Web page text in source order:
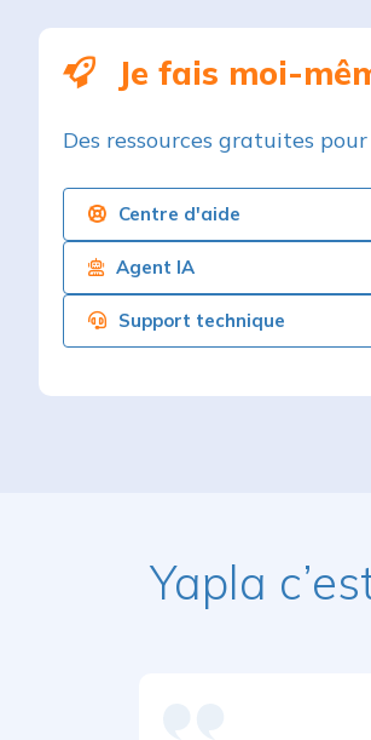
Je fais moi-
Des ressources gratuites
Centre d'aide
Agent IA
Support technique
Yapla